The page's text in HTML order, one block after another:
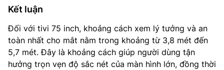
Kết luận
Đối với tivi 75 inch, khoảng cách xem lý tưởng và an
toàn nhất cho mắt nằm trong khoảng từ 3,8 mét đến
5,7 mét. Đây là khoảng cách giúp người dùng tận
hưởng trọn vẹn độ sắc nét của màn hình lớn, đồng thời